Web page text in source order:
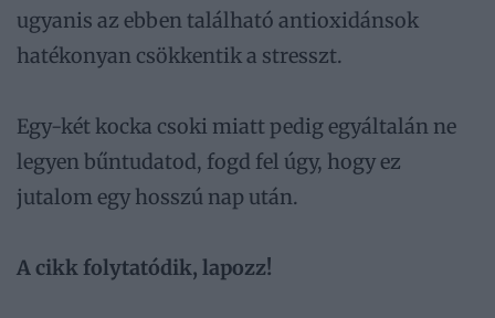
ugyanis az ebben található antioxidánsok
hatékonyan csökkentik a stresszt.
Egy-két kocka csoki miatt pedig egyáltalán ne
legyen bűntudatod, fogd fel úgy, hogy ez
jutalom egy hosszú nap után.
A cikk folytatódik, lapozz!